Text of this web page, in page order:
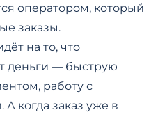
оператором, который
заказы.
на то, что
деньги — быструю
работу с
когда заказ уже в